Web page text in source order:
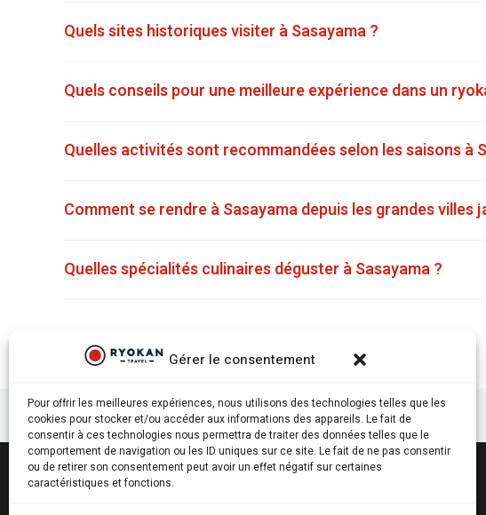
Gérer le consentement
Pour offrir les meilleures expériences, nous utilisons des technologies telles que les
cookies pour stocker et/ou accéder aux informations des appareils. Le fait de
consentir à ces technologies nous permettra de traiter des données telles que le
comportement de navigation ou les ID uniques sur ce site. Le fait de ne pas consentir
ou de retirer son consentement peut avoir un effet négatif sur certaines
caractéristiques et fonctions.
Quels sites historiques visiter à Sasayama ?
Quels conseils pour une meilleure expérience dans un
Quelles activités sont recommandées selon les saisons à
Comment se rendre à Sasayama depuis les grandes villes
Quelles spécialités culinaires déguster à Sasayama ?